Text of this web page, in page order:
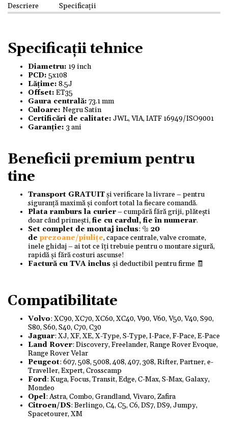
Descriere Specificații
Specificații tehnice
Diametru: 19 inch
PCD: 5x108
Lățime: 8.5J
Offset: ET35
Gaura centrală: 73.1 mm
Culoare: Negru Satin
Certificări de calitate: JWL, VIA, IATF 16949/ISO9001
Garanție: 3 ani
Beneficii premium pentru
tine
Transport GRATUITși verificare la livrare – pentru
siguranță maximă și confort total la fiecare comandă.
Plata ramburs la curier– cumpără fără griji, plătești
doar când primești,fie cu cardul, fie în numerar.
Set complet de montaj inclus: 🔩 20
de prezoane/piulițe, capace centrale, valve cromate,
inele ghidaj – ai tot ce îți trebuie pentru o montare sigură,
rapidă și fără costuri ascunse!
Factură cu TVA inclus și deductibil pentru firme 🧾
Compatibilitate
Volvo: XC90, XC70, XC60, XC40, V90, V60, V50, V40, S90,
S80, S60, S40, C70, C30
Jaguar: XJ, XF, XE, X-Type, S-Type, I-Pace, F-Pace, E-Pace
Land Rover: Discovery, Freelander, Range Rover Evoque,
Range Rover Velar
Peugeot: 607, 508, 5008, 408, 407, 308, Rifter, Partner, e-
Traveller, Expert, Crosscamp
Ford: Kuga, Focus, Transit, Edge, C-Max, S-Max, Galaxy,
Mondeo
Opel: Astra, Combo, Grandland, Vivaro, Zafira
Citroen/DS: Berlingo, C4, C5, C6, DS7, DS9, Jumpy,
Spacetourer, XM